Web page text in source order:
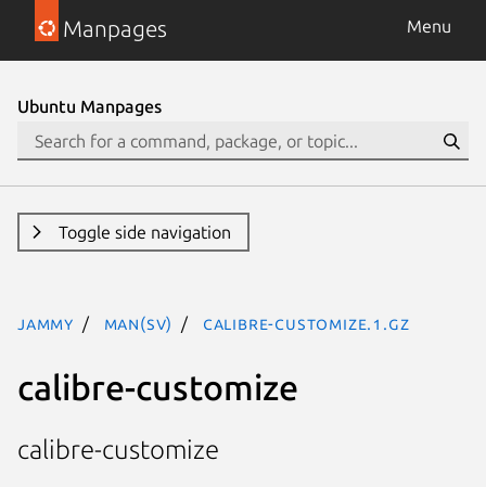
Manpages Menu
Ubuntu Manpages
Toggle side navigation
jammy man(sv) calibre-customize.1.gz
calibre-customize
calibre-customize